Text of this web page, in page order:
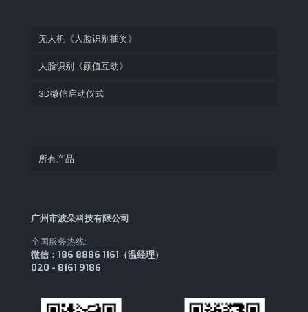
无人机《人脸识别抽奖》
人脸识别《颜值互动》
3D微信启动仪式
所有产品
广州市波朵科技有限公司
全国服务热线:
微信：186 8886 1161（温经理）
020 - 8161 9186